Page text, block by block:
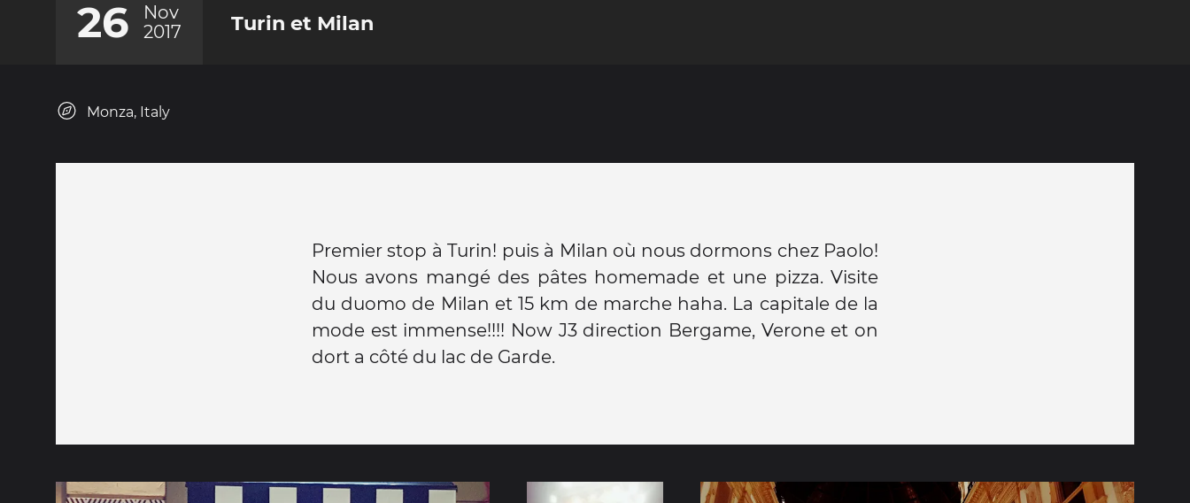
26
Nov
2017
Turin et Milan
Monza, Italy
Premier stop à Turin! puis à Milan où nous dormons chez Paolo!
Nous avons mangé des pâtes homemade et une pizza. Visite
du duomo de Milan et 15 km de marche haha. La capitale de la
mode est immense!!!! Now J3 direction Bergame, Verone et on
dort a côté du lac de Garde.